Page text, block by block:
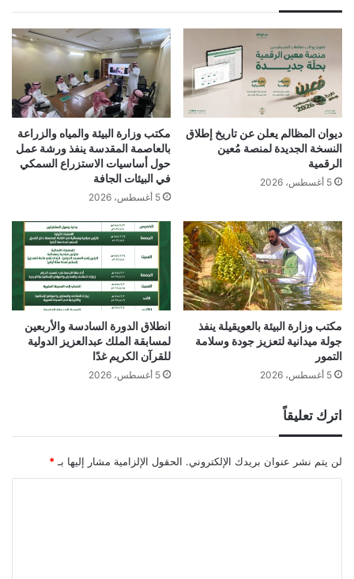
ديوان المظالم يعلن عن تاريخ إطلاق
النسخة الجديدة لمنصة مُعين
الرقمية
5 أغسطس، 2026
مكتب وزارة البيئة والمياه والزراعة
بالعاصمة المقدسة ينفذ ورشة عمل
حول أساسيات الاستزراع السمكي
في البيئات الجافة
5 أغسطس، 2026
مكتب وزارة البيئة بالعويقيلة ينفذ
جولة ميدانية لتعزيز جودة وسلامة
التمور
5 أغسطس، 2026
انطلاق الدورة السادسة والأربعين
لمسابقة الملك عبدالعزيز الدولية
للقرآن الكريم غدًا
5 أغسطس، 2026
اترك تعليقاً
لن يتم نشر عنوان بريدك الإلكتروني. الحقول الإلزامية مشار إليها بـ*